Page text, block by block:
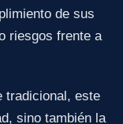
de sus
riesgos frente a
tradicional, este
sino también la